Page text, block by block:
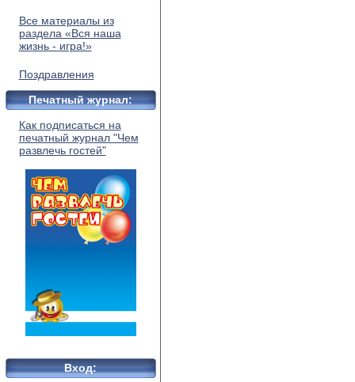
Все материалы из
раздела «Вся наша
жизнь - игра!»
Поздравления
Печатный журнал:
Как подписаться на
печатный журнал "Чем
развлечь гостей"
Вход: